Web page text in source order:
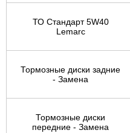
ТО Стандарт 5W40
Lemarc
Тормозные диски задние
- Замена
Тормозные диски
передние - Замена